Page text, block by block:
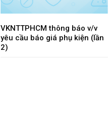
VKNTTPHCM thông báo v/v
yêu cầu báo giá phụ kiện (lần
2)